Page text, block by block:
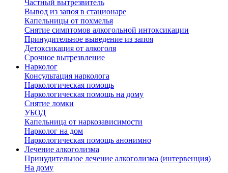
Частный вытрезвитель
Вывод из запоя в стационаре
Капельницы от похмелья
Снятие симптомов алкогольной интоксикации
Принудительное выведение из запоя
Детоксикация от алкоголя
Срочное вытрезвление
Нарколог
Консультация нарколога
Наркологическая помощь
Наркологическая помощь на дому
Снятие ломки
УБОД
Капельница от наркозависимости
Нарколог на дом
Наркологическая помощь анонимно
Лечение алкоголизма
Принудительное лечение алкоголизма (интервенция)
На дому